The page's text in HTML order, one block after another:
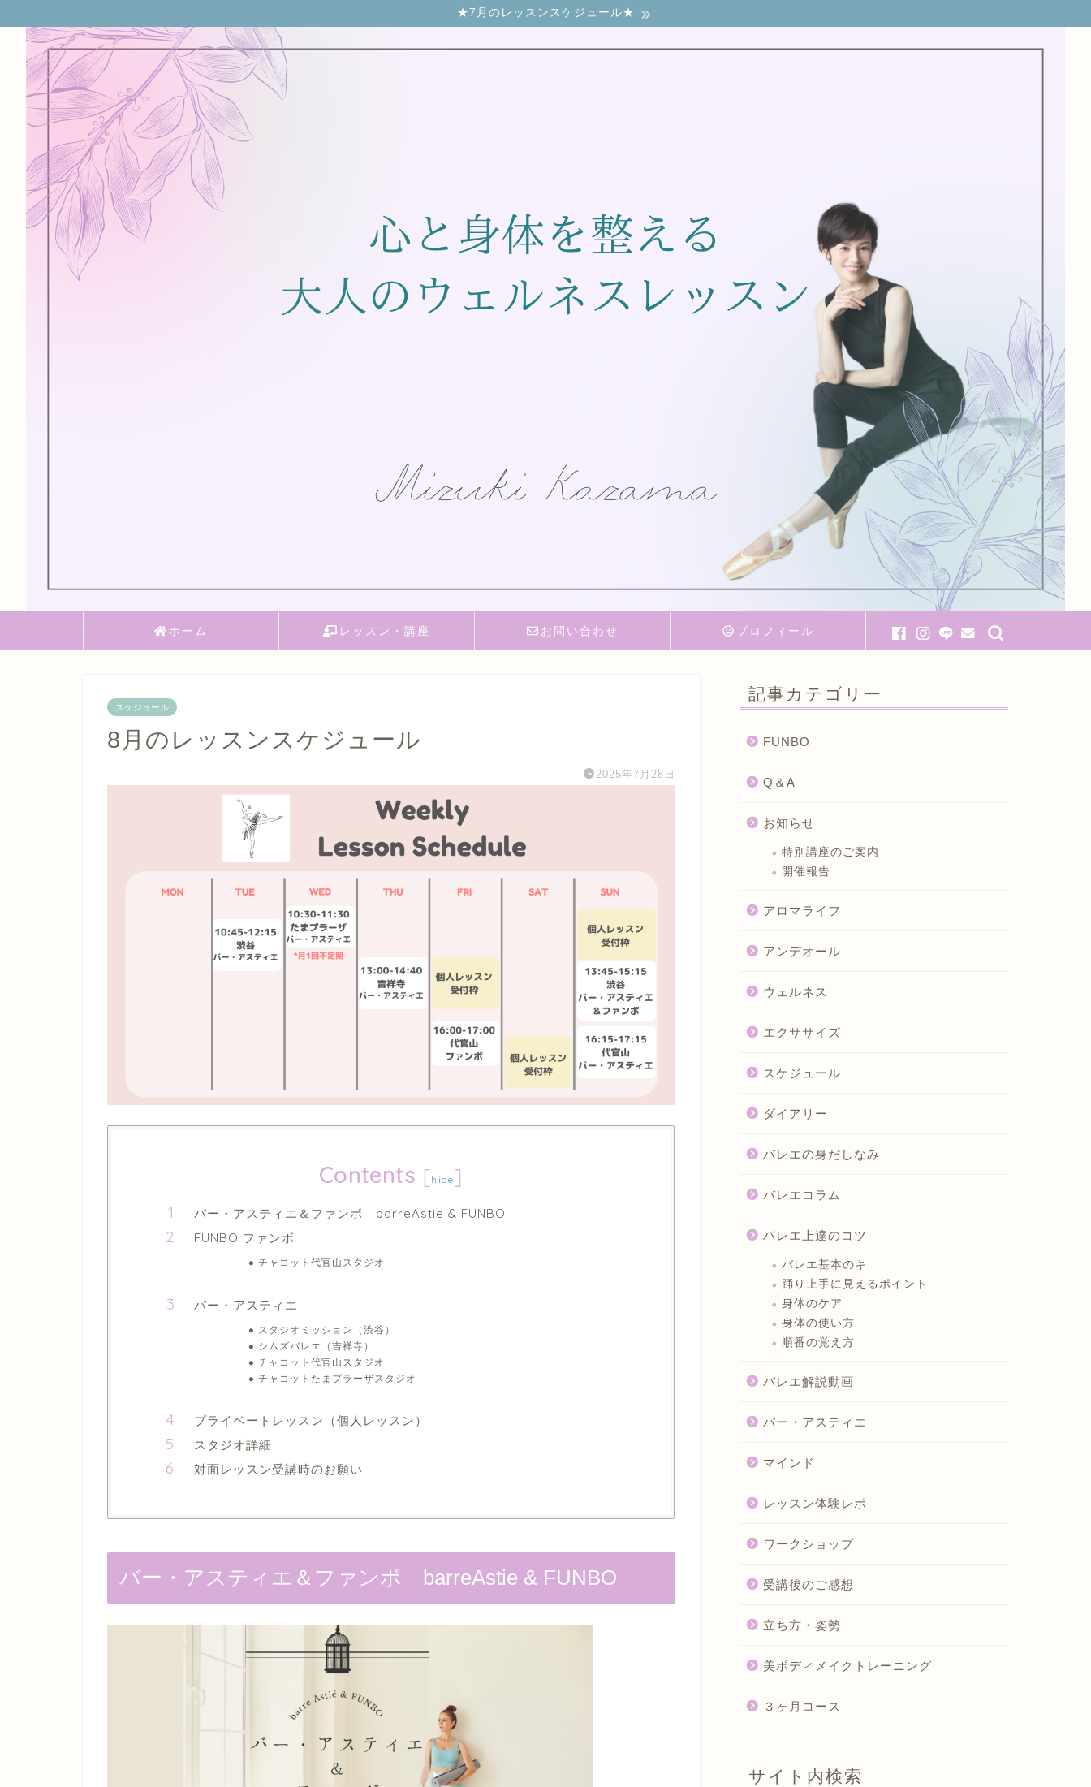
★7月のレッスンスケジュール★
ホーム レッスン・講座 お問い合わせ プロフィール
スケジュール
8月のレッスンスケジュール
2025年7月28日
Contents [ hide]
バー・アスティエ＆ファンボ barreAstie & FUNBO
FUNBO ファンボ
チャコット代官山スタジオ
バー・アスティエ
スタジオミッション（渋谷）
シムズバレエ（吉祥寺）
チャコット代官山スタジオ
チャコットたまプラーザスタジオ
プライベートレッスン（個人レッスン）
スタジオ詳細
対面レッスン受講時のお願い
バー・アスティエ＆ファンボ barreAstie & FUNBO
記事カテゴリー
FUNBO
Q＆A
お知らせ
特別講座のご案内
開催報告
アロマライフ
アンデオール
ウェルネス
エクササイズ
スケジュール
ダイアリー
バレエの身だしなみ
バレエコラム
バレエ上達のコツ
バレエ基本のキ
踊り上手に見えるポイント
身体のケア
身体の使い方
順番の覚え方
バレエ解説動画
バー・アスティエ
マインド
レッスン体験レポ
ワークショップ
受講後のご感想
立ち方・姿勢
美ボディメイクトレーニング
３ヶ月コース
サイト内検索